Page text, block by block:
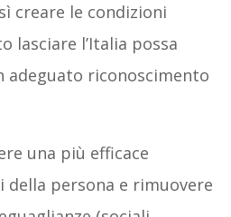
creare le condizioni
lasciare l’Italia possa
adeguato riconoscimento
una più efficace
persona e rimuovere